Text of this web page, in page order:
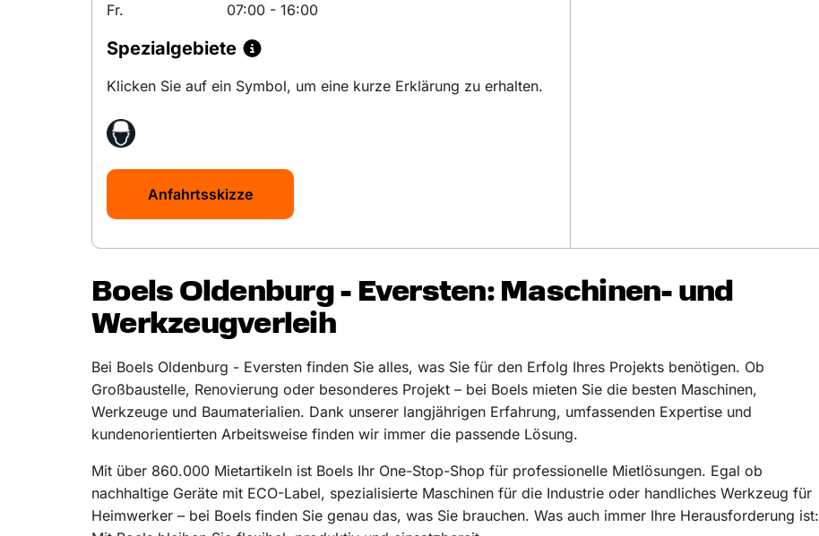
Fr.
07:00 - 16:00
Spezialgebiete
Klicken Sie auf ein Symbol, um eine kurze Erklärung zu erhalten.
Anfahrtsskizze
Boels Oldenburg - Eversten: Maschinen- und
Werkzeugverleih
Bei Boels Oldenburg - Eversten finden Sie alles, was Sie für den Erfolg Ihres Projekts benötigen. Ob
Großbaustelle, Renovierung oder besonderes Projekt – bei Boels mieten Sie die besten Maschinen,
Werkzeuge und Baumaterialien. Dank unserer langjährigen Erfahrung, umfassenden Expertise und
kundenorientierten Arbeitsweise finden wir immer die passende Lösung.
Mit über 860.000 Mietartikeln ist Boels Ihr One-Stop-Shop für professionelle Mietlösungen. Egal ob
nachhaltige Geräte mit ECO-Label, spezialisierte Maschinen für die Industrie oder handliches Werkzeug für
Heimwerker – bei Boels finden Sie genau das, was Sie brauchen. Was auch immer Ihre Herausforderung ist: